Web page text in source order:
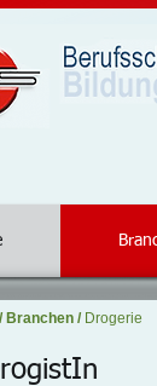
/ Branchen / Drogerie